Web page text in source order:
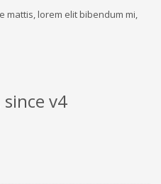
mattis, lorem elit bibendum mi,
v4